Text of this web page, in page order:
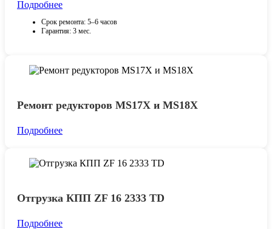
Подробнее
Срок ремонта: 5–6 часов
Гарантия: 3 мес.
Ремонт редукторов MS17X и MS18X
Подробнее
Отгрузка КПП ZF 16 2333 TD
Подробнее